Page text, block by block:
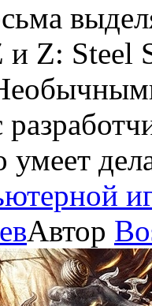
и Z: Steel
умеет
Автор